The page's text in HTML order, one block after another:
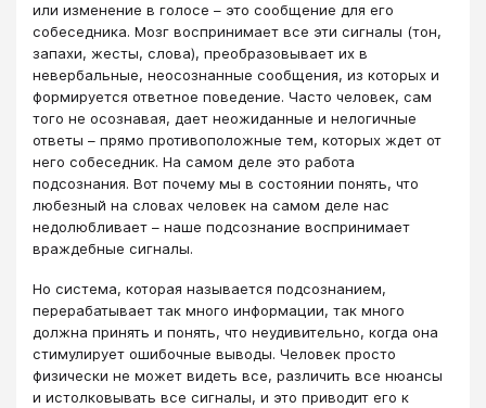
или изменение в голосе – это сообщение для его
собеседника. Мозг воспринимает все эти сигналы (тон,
запахи, жесты, слова), преобразовывает их в
невербальные, неосознанные сообщения, из которых и
формируется ответное поведение. Часто человек, сам
того не осознавая, дает неожиданные и нелогичные
ответы – прямо противоположные тем, которых ждет от
него собеседник. На самом деле это работа
подсознания. Вот почему мы в состоянии понять, что
любезный на словах человек на самом деле нас
недолюбливает – наше подсознание воспринимает
враждебные сигналы.
Но система, которая называется подсознанием,
перерабатывает так много информации, так много
должна принять и понять, что неудивительно, когда она
стимулирует ошибочные выводы. Человек просто
физически не может видеть все, различить все нюансы
и истолковывать все сигналы, и это приводит его к